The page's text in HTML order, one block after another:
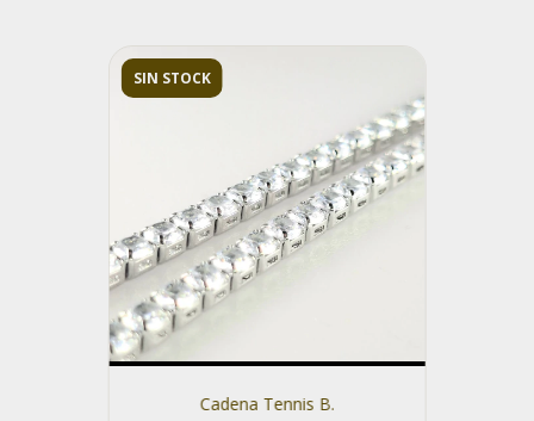
SIN STOCK
Cadena Tennis B.